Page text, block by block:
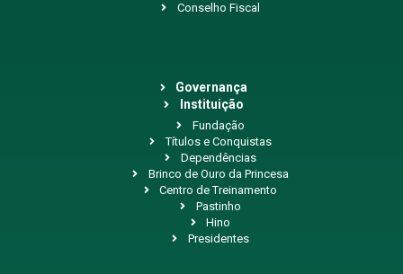
Conselho Fiscal
Governança
Instituição
Fundação
Títulos e Conquistas
Dependências
Brinco de Ouro da Princesa
Centro de Treinamento
Pastinho
Hino
Presidentes